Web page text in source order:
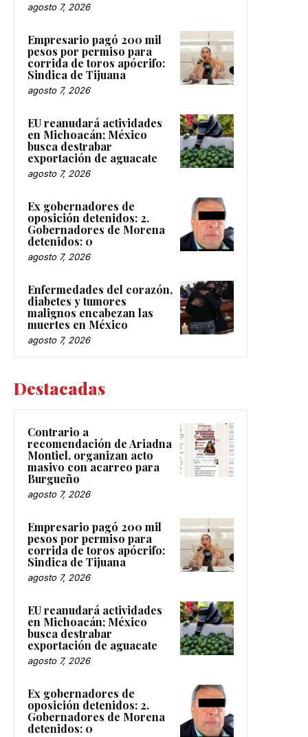
agosto 7, 2026
Empresario pagó 200 mil
pesos por permiso para
corrida de toros apócrifo:
Sindica de Tijuana
agosto 7, 2026
EU reanudará actividades
en Michoacán; México
busca destrabar
exportación de aguacate
agosto 7, 2026
Ex gobernadores de
oposición detenidos: 2.
Gobernadores de Morena
detenidos: 0
agosto 7, 2026
Enfermedades del corazón,
diabetes y tumores
malignos encabezan las
muertes en México
agosto 7, 2026
Destacadas
Contrario a
recomendación de Ariadna
Montiel, organizan acto
masivo con acarreo para
Burgueño
agosto 7, 2026
Empresario pagó 200 mil
pesos por permiso para
corrida de toros apócrifo:
Sindica de Tijuana
agosto 7, 2026
EU reanudará actividades
en Michoacán; México
busca destrabar
exportación de aguacate
agosto 7, 2026
Ex gobernadores de
oposición detenidos: 2.
Gobernadores de Morena
detenidos: 0